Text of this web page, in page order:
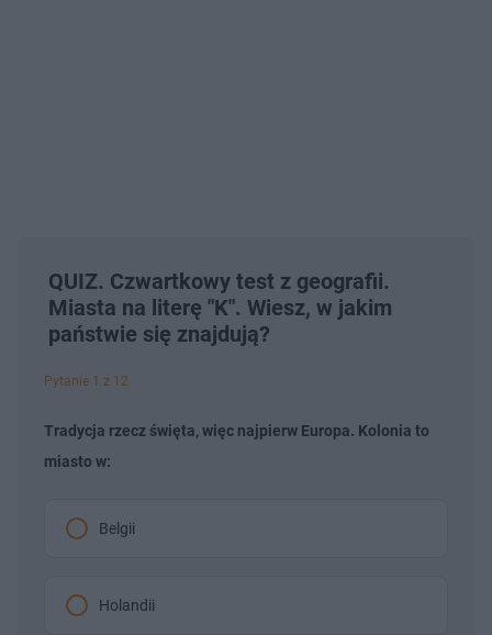
QUIZ. Czwartkowy test z geografii.
Miasta na literę "K". Wiesz, w jakim
państwie się znajdują?
Pytanie 1 z 12
Tradycja rzecz święta, więc najpierw Europa. Kolonia to
miasto w:
Belgii
Holandii